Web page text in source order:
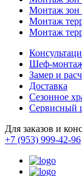
Монтаж зон
Монтаж
Монтаж
Шеф-
Замер и
Доставка
Сезонное
Сервисный
Для заказов и
+7 (953) 999-42-96